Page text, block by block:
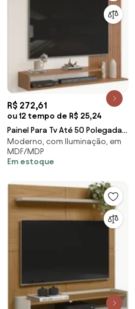
R$ 272,61
ou 12 tempo de R$ 25,24
Painel Para Tv Até 50 Polegadas
Nando D04 Freijó/Off White -
Mpozenato
Moderno, com Iluminação, em
MDF/MDP
Em estoque